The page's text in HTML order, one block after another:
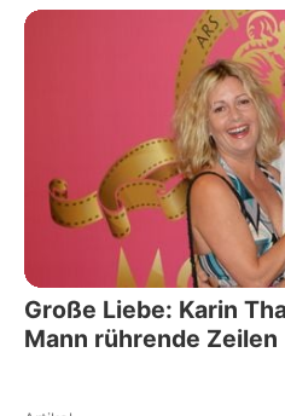
Große Liebe: Karin
Mann rührende Zeilen